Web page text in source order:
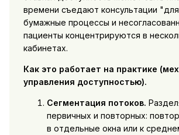
времени съедают консультации "для
бумажные процессы и
пациенты концентрируются в
кабинетах.
Как это работает на практике
управления доступностью).
Сегментация потоков.
первичных и повторных:
в отдельные окна или к